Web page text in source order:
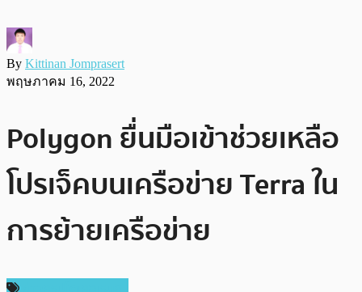
By Kittinan Jomprasert
พฤษภาคม 16, 2022
Polygon ยื่นมือเข้าช่วยเหลือ
โปรเจ็คบนเครือข่าย Terra ใน
การย้ายเครือข่าย